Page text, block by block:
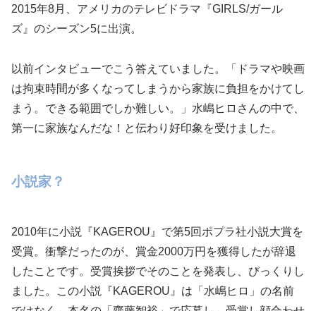
2015年8月、アメリカのテレビドラマ『GIRLS/ガール
ズ』のシーズン5に出演。
以前インタビューでこう答えていました。「ドラマや映画
は拘束時間が多くなってしまうから家族に負担をかけてし
まう。できる範囲でしか難しい。」水嶋ヒロさんの中で、
第一に家族なんだな！と伝わり好印象を受けました。
小説家？
2010年に小説『KAGEROU』で第5回ポプラ社小説大賞を
受賞。衝撃だったのが、賞金2000万円を獲得したが辞退
したことです。受賞挨拶でそのことを発表し、びっくりし
ました。この小説『KAGEROU』は「水嶋ヒロ」の名前